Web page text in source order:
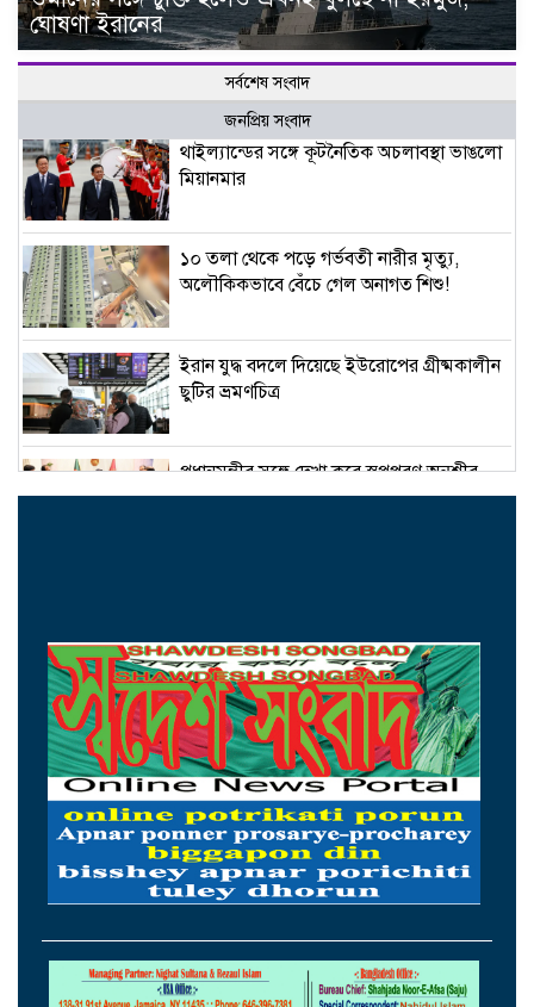
ঘোষণা ইরানের
সর্বশেষ সংবাদ
জনপ্রিয় সংবাদ
থাইল্যান্ডের সঙ্গে কূটনৈতিক অচলাবস্থা ভাঙলো
মিয়ানমার
১০ তলা থেকে পড়ে গর্ভবতী নারীর মৃত্যু,
অলৌকিকভাবে বেঁচে গেল অনাগত শিশু!
ইরান যুদ্ধ বদলে দিয়েছে ইউরোপের গ্রীষ্মকালীন
ছুটির ভ্রমণচিত্র
প্রধানমন্ত্রীর সঙ্গে দেখা করে স্বপ্নপূরণ অনুশ্রীর,
মিলল হারমোনিয়াম উপহার
ওমানের সঙ্গে চুক্তি হলেও এখনই খুলছে না
হরমুজ, ঘোষণা ইরানের
আগস্টের প্রথম ৫ দিনে রেমিট্যান্স এলো ৬০
কোটি ২০ লাখ ডলার
থাইল্যান্ডের সঙ্গে কূটনৈতিক অচলাবস্থা ভাঙলো